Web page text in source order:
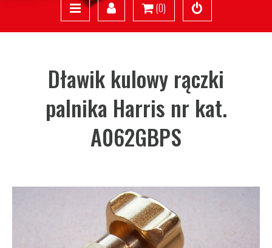
(0)
Dławik kulowy rączki
palnika Harris nr kat.
A062GBPS